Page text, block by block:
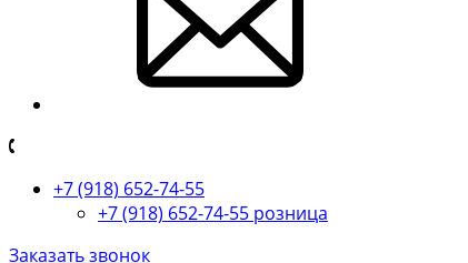
+7 (918) 652-74-55
+7 (918) 652-74-55 розница
Заказать звонок